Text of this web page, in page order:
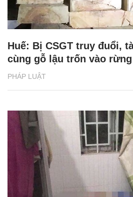
PHÁP LUẬT
Huế: Bị CSGT truy đuổi,
cùng gỗ lậu trốn vào rừng